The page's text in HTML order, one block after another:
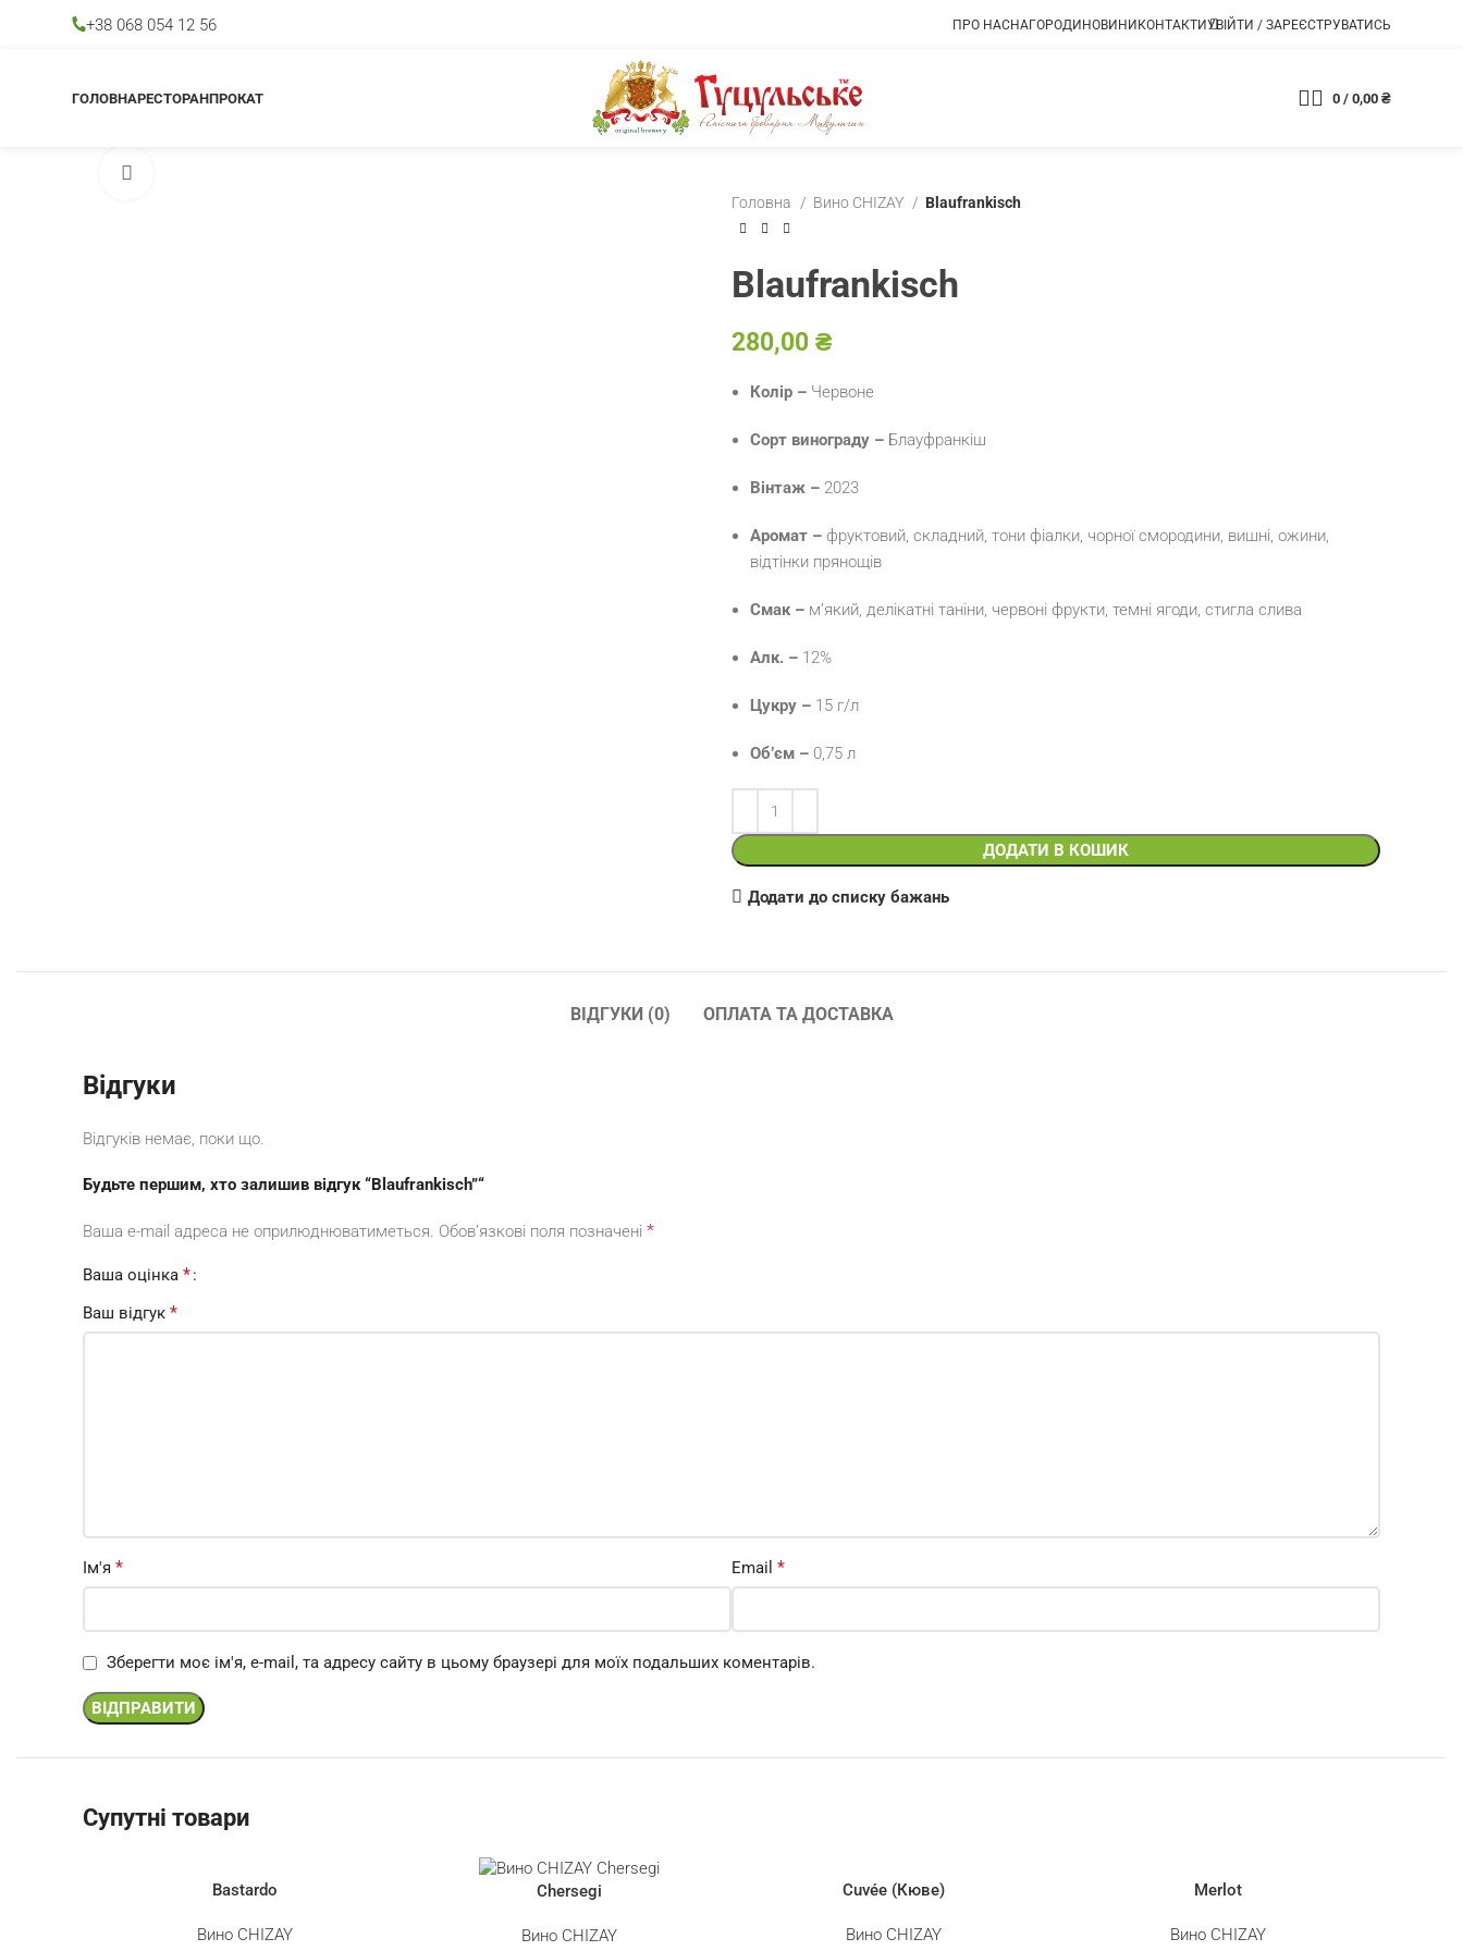
+38 068 054 12 56 ПРО НАСНАГОРОДИНОВИНИКОНТАКТИУВІЙТИ / ЗАРЕЄСТРУВАТИСЬ
ГОЛОВНАРЕСТОРАНПРОКАТ 0 / 0,00 ₴
Головна
Вино CHIZAY Blaufrankisch
Blaufrankisch
₴
Колір – Червоне
Сорт винограду – Блауфранкіш
Вінтаж – 2023
Аромат – фруктовий, складний, тони фіалки, чорної смородини, вишні, ожини,
відтінки прянощів
Смак – м’який, делікатні таніни, червоні фрукти, темні ягоди, стигла слива
Алк. – 12%
Цукру – 15 г/л
Об’єм – 0,75 л
ДОДАТИ В КОШИК
Додати до списку бажань
ВІДГУКИ (0) ОПЛАТА ТА ДОСТАВКА
Відгуки
Відгуків немає, поки що.
Будьте першим, хто залишив відгук “Blaufrankisch”“
Ваша e-mail адреса не оприлюднюватиметься. Обов’язкові поля позначені *
Ваша оцінка *
Ваш відгук *
Ім'я * Email *
Зберегти моє ім'я, e-mail, та адресу сайту в цьому браузері для моїх подальших коментарів.
Супутні товари
Bastardo
Вино CHIZAY
Chersegi
Вино CHIZAY
Cuvée (Кюве)
Вино CHIZAY
Merlot
Вино CHIZAY